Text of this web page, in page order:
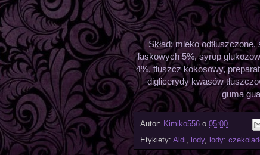
Skład: mleko
laskowych 5%, syrop
4%, tłuszcz kokosowy,
diglicerydy kwasów
guma
Autor: Kimiko556 o 05:00
Etykiety: Aldi, lody, lody: